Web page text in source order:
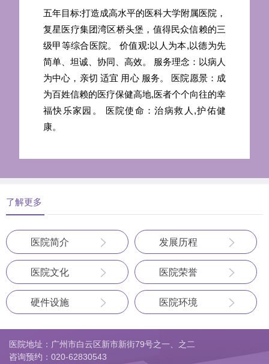
五年目标:打造成高水平的医科大学附属医院，
复星医疗集团湾区桥头堡，值得民众信赖的三
级甲等综合医院。 价值观:以人为本,以德为先
简单、坦诚、协同、高效。 服务理念：以病人
为中心，亲切 适宜 用心 服务。 医院愿景：成
为百姓信赖的医疗保健高地,医者个个向往的幸
福快乐家园。 医院使命：治病救人,护佑健
康。
了解更多
医院简介 发展历程
医院文化 医院荣誉
硬件设施 医院环境
医院地址：广州市白云区新市新街79号之一、之二
咨询预约： 020-62830543